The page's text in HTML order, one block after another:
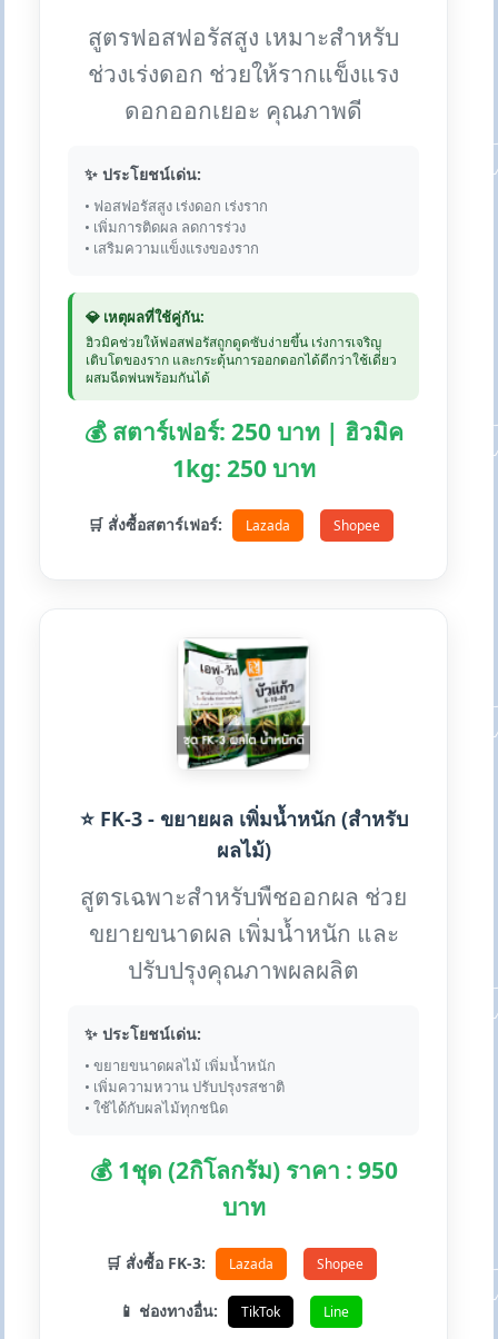
สูตรฟอสฟอรัสสูง เหมาะสำหรับ
ช่วงเร่งดอก ช่วยให้รากแข็งแรง
ดอกออกเยอะ คุณภาพดี
✨ ประโยชน์เด่น:
• ฟอสฟอรัสสูง เร่งดอก เร่งราก
• เพิ่มการติดผล ลดการร่วง
• เสริมความแข็งแรงของราก
💎 เหตุผลที่ใช้คู่กัน:
ฮิวมิคช่วยให้ฟอสฟอรัสถูกดูดซับง่ายขึ้น เร่งการเจริญ
เติบโตของราก และกระตุ้นการออกดอกได้ดีกว่าใช้เดี่ยว
ผสมฉีดพ่นพร้อมกันได้
💰 สตาร์เฟอร์: 250 บาท | ฮิวมิค
1kg: 250 บาท
🛒 สั่งซื้อสตาร์เฟอร์: Lazada Shopee
⭐ FK-3 - ขยายผล เพิ่มน้ำหนัก (สำหรับ
ผลไม้)
สูตรเฉพาะสำหรับพืชออกผล ช่วย
ขยายขนาดผล เพิ่มน้ำหนัก และ
ปรับปรุงคุณภาพผลผลิต
✨ ประโยชน์เด่น:
• ขยายขนาดผลไม้ เพิ่มน้ำหนัก
• เพิ่มความหวาน ปรับปรุงรสชาติ
• ใช้ได้กับผลไม้ทุกชนิด
💰 1ชุด (2กิโลกรัม) ราคา : 950
บาท
🛒 สั่งซื้อ FK-3: Lazada Shopee
📱 ช่องทางอื่น: TikTok Line